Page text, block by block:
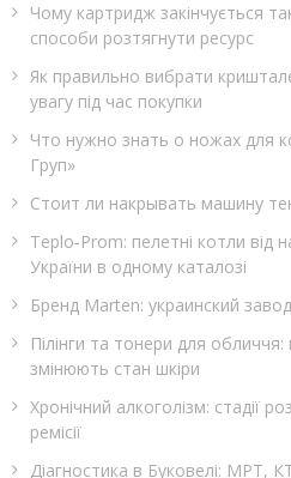
Чому картридж закінчується
способи розтягнути ресурс
Як правильно вибрати
увагу під час покупки
Что нужно знать о ножах для
Груп»
Стоит ли накрывать машину
Teplo‑Prom: пелетні котли від
України в одному каталозі
Бренд Marten: украинский
Пілінги та тонери для обличчя:
змінюють стан шкіри
Хронічний алкоголізм: стадії
ремісії
Діагностика в Буковелі: МРТ,